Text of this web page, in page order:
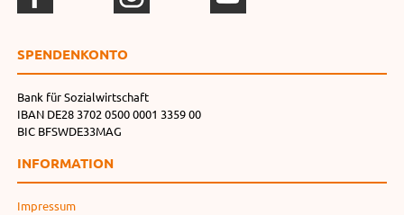
SPENDEN­KONTO
Bank für Sozialwirtschaft
IBAN DE28 3702 0500 0001 3359 00
BIC BFSWDE33MAG
INFORMATION
Impressum